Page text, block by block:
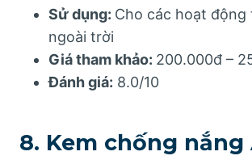
Sử dụng: Cho các hoạt động
ngoài trời
Giá tham khảo: 200.000đ –
Đánh giá: 8.0/10
8. Kem chống nắng